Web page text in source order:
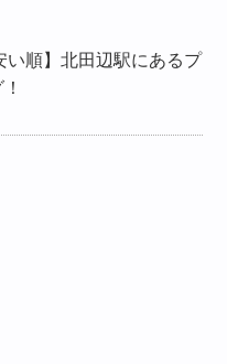
い順】北田辺駅にあるプ